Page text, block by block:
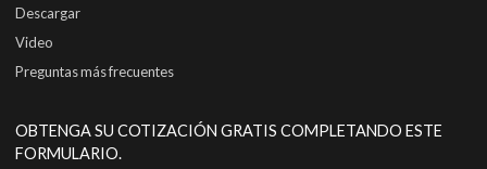
Descargar
Video
Preguntas más frecuentes
OBTENGA SU COTIZACIÓN GRATIS COMPLETANDO ESTE
FORMULARIO.